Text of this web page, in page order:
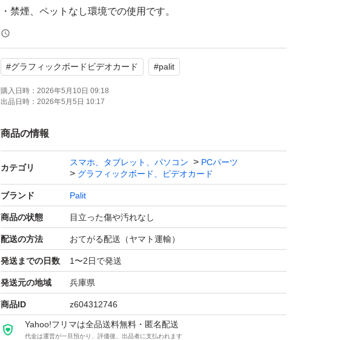
・禁煙、ペットなし環境での使用です。
・簡易清掃済みですが、中古品であることをご理解の上ご購入く
ださい。
■ 付属品
・外箱（破れあり）
・グラフィックボード本体
■ 発送について
・すり替え防止のため、返品はご遠慮ください。
#グラフィックボードビデオカード #palit
購入日時： 2026年5月10日 09:18
出品日時： 2026年5月5日 10:17
商品の情報
カテゴリ
スマホ、タブレット、パソコン
PCパーツ
グラフィックボード、ビデオカード
ブランド Palit
商品の状態 目立った傷や汚れなし
配送の方法 おてがる配送（ヤマト運輸）
発送までの日数 1〜2日で発送
発送元の地域 兵庫県
商品ID z604312746
Yahoo!フリマは全品送料無料・匿名配送
代金は運営が一旦預かり、評価後、出品者に支払われます